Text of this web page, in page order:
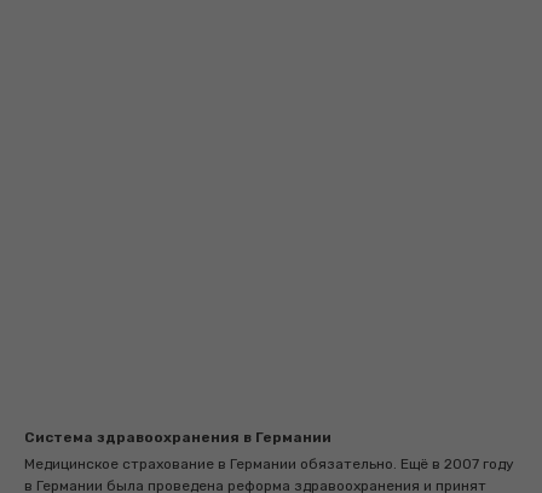
Система здравоохранения в Германии
Медицинское страхование в Германии обязательно. Ещё в 2007 году
в Германии была проведена реформа здравоохранения и принят